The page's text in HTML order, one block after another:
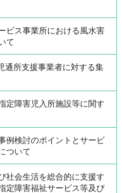
ビス事業所における風水害
て
通所支援事業者に対する集
定障害児入所施設等に関す
例検討のポイントとサービ
ついて
社会生活を総合的に支援す
定障害福祉サービス等及び